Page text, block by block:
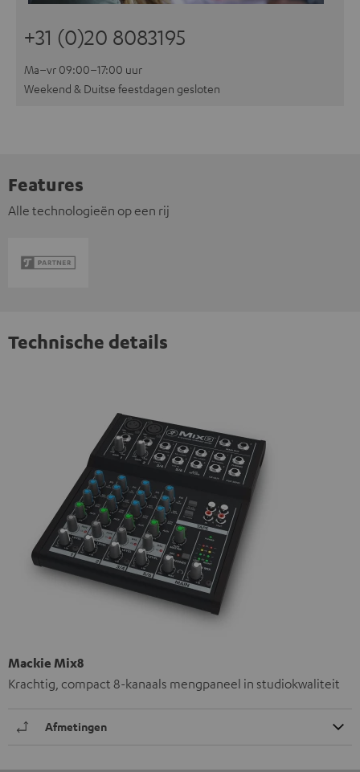
+31 (0)20 8083195
Ma–vr 09:00–17:00 uur
Weekend & Duitse feestdagen gesloten
Features
Alle technologieën op een rij
Technische details
Mackie Mix8
Krachtig, compact 8-kanaals mengpaneel in studiokwaliteit
Afmetingen